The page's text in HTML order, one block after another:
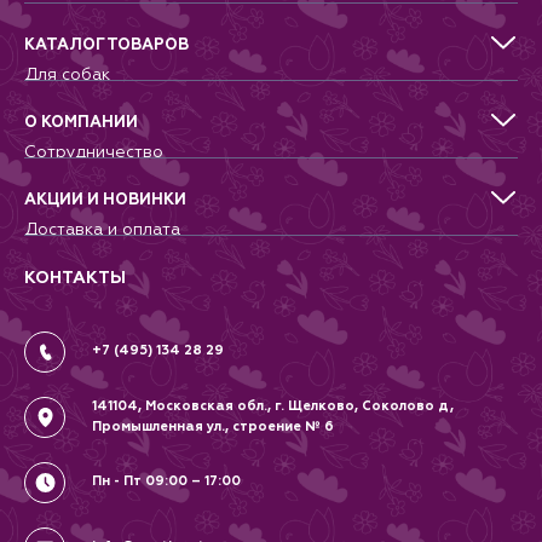
пушистый друг даже не заметит,
что на нем шлейка.
Доступные размеры: XS, S, M, L
Рекомендации по уходу:
бережная машинная стирка.
Никакой сушки в барабане.
Материал: полиэстер, неопрен.
КАТАЛОГ ТОВАРОВ
Для собак
Для кошек
Для грызунов
Для птиц
Аквариумистика, пруд, море
Террариумистика
О КОМПАНИИ
Сотрудничество
Питомникам
Добрые дела
Новости
Контакты
Вопрос-Ответ
АКЦИИ И НОВИНКИ
Доставка и оплата
Гарантии и возврат
Вакансии
Политика
Соглашение
КОНТАКТЫ
+7 (495) 134 28 29
141104, Московская обл., г. Щелково, Соколово д,
Промышленная ул., строение № 6
Пн - Пт 09:00 – 17:00